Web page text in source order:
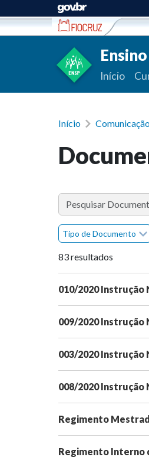
Ir para conteúdo
Início
Início
Tipo de Documento
83 resultados
010/2020 Instrução
009/2020 Instrução
003/2020 Instrução
008/2020 Instrução
Regimento
Regimento Interno